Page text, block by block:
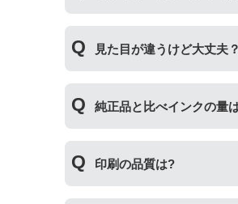
いただくことができます。
見た目が違うけど大丈夫？
場合もございます。使用
純正品と比べインクの量
純正より印刷数量が多く
印刷の品質は?